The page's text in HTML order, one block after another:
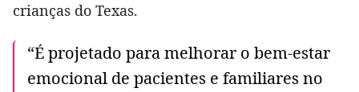
crianças do Texas.
“É projetado para melhorar o bem-estar
emocional de pacientes e familiares no